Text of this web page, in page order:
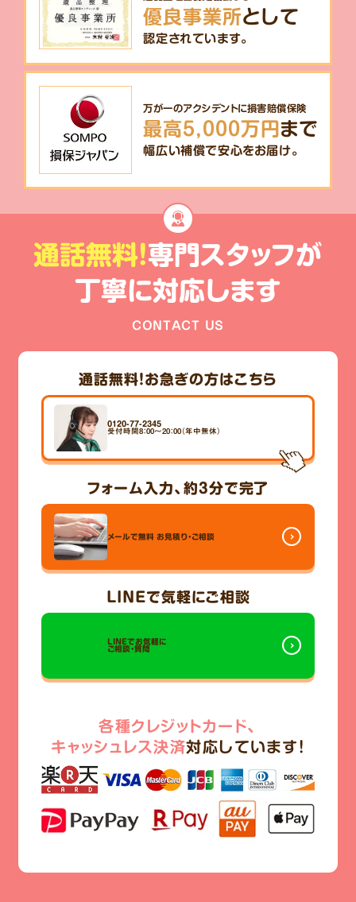
優良事業所として
認定されています。
万が一のアクシデントに損害賠償保険
最高5,000万円まで
幅広い補償で安心をお届け。
通話無料!専門スタッフが
丁寧に対応します
CONTACT US
通話無料！お急ぎの方はこちら
0120-77-2345
受付時間8：00～20：00（年中無休）
フォーム入力、 約3分で完了
メールで無料 お見積り・ご相談
LINEで気軽にご相談
LINEでお気軽に
ご相談・質問
各種クレジットカード、
キャッシュレス決済対応しています!